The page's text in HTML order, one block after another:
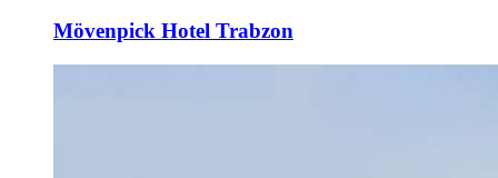
Mövenpick Hotel Trabzon